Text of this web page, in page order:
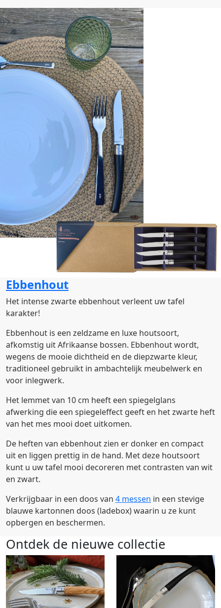
Ebbenhout
Het intense zwarte ebbenhout verleent uw tafel
karakter!
Ebbenhout is een zeldzame en luxe houtsoort,
afkomstig uit Afrikaanse bossen. Ebbenhout wordt,
wegens de mooie dichtheid en de diepzwarte kleur,
traditioneel gebruikt in ambachtelijk meubelwerk en
voor inlegwerk.
Het lemmet van 10 cm heeft een spiegelglans
afwerking die een spiegeleffect geeft en het zwarte heft
van het mes mooi doet uitkomen.
De heften van ebbenhout zien er donker en compact
uit en liggen prettig in de hand. Met deze houtsoort
kunt u uw tafel mooi decoreren met contrasten van wit
en zwart.
Verkrijgbaar in een doos van 4 messen in een stevige
blauwe kartonnen doos (ladebox) waarin u ze kunt
opbergen en beschermen.
Ontdek de nieuwe collectie